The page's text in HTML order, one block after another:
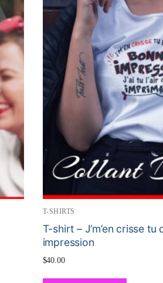
T-SHIRTS
T-shirt – J’m’en crisse
impression
$40.00